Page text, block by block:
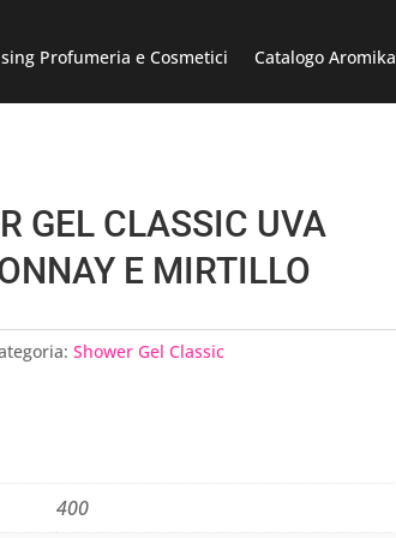
Profumeria e Cosmetici Catalogo Aromika
GEL CLASSIC UVA
E MIRTILLO
Shower Gel Classic
400